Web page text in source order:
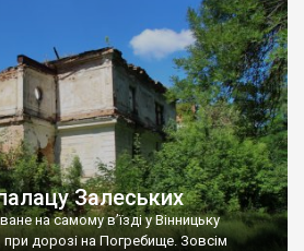
Михайлівська церква. Точної дати […]
Залеських
на самому в’їзді у Вінницьку
при дорозі на Погребище. Зовсім